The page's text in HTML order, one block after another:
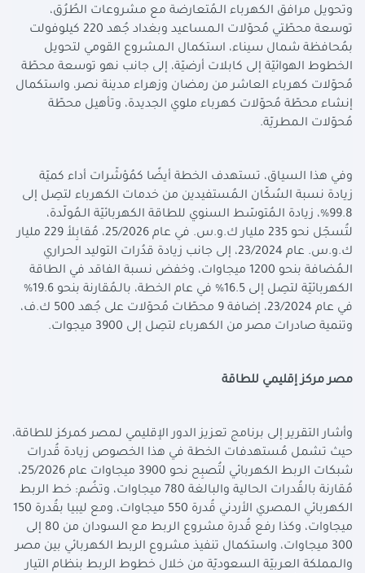
وتحويل مرافق الكهرباء الـمُتعارضة مع مشروعات الطُرُق،
توسعة محطّتي مُحوّلات الـمساعيد وبغداد جُهد 220 كيلوفولت
بمُحافظة شمال سيناء، استكمال الـمشروع القومي لتحويل
الخطوط الهوائيّة إلى كابلات أرضيّة، إلى جانب نهو توسعة محطّة
مُحوّلات كهرباء العاشر من رمضان وزهراء مدينة نصر، واستكمال
إنشاء محطّة مُحوّلات كهرباء ملوي الجديدة، وتأهيل محطّة
مُحوّلات الـمطريّة.
وفي هذا السياق، تستهدف الخطة أيضًا كمُؤشّرات أداء كميّة
زيادة نسبة السُكّان الـمُستفيدين من خدمات الكهرباء لتصِل إلى
99.8%، زيادة الـمُتوسّط السنوي للطاقة الكهربائيّة الـمُولّدة،
لتُسجّل نحو 235 مليار ك.و.س. في عام 25/2026، مُقابِلأ 229 مليار
ك.و.س. عام 23/2024، إلى جانب زيادة قدُرات التوليد الحراري
الـمُضافة بنحو 1200 ميجاوات، وخفض نسبة الفاقد في الطاقة
الكهربائيّة لتصِل إلى 16.5% في عام الخطة، بالـمُقارنة بنحو 19.6%
في عام 23/2024، إضافة 9 محطّات مُحوّلات على جُهد 500 ك.ف،
وتنمية صادرات مصر من الكهرباء لتصِل إلى 3900 ميجوات.
مصر مركز إقليمي للطاقة
وأشار التقرير إلى برنامج تعزيز الدور الإقليمي لـمصر كمركز للطاقة،
حيث تشمل مُستهدفات الخطة في هذا الخصوص زيادة قُدرات
شبكات الربط الكهربائي لتُصبِح نحو 3900 ميجاوات عام 25/2026،
مُقارنة بالقُدرات الحالية والبالغة 780 ميجاوات، وتضُم: خط الربط
الكهربائي الـمصري الأردني قُدرة 550 ميجاوات، ومع ليبيا بقُدرة 150
ميجاوات، وكذا رفع قُدرة مشروع الربط مع السودان من 80 إلى
300 ميجاوات، واستكمال تنفيذ مشروع الربط الكهربائي بين مصر
والـمملكة العربيّة السعوديّة من خلال خطوط الربط بنظام التيار